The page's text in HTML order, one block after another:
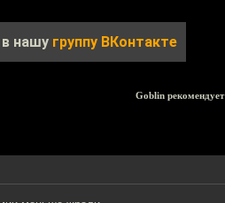
в нашу группу ВКонтакте
Goblin рекомендует